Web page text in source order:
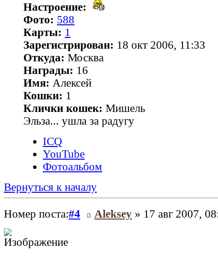
Настроение:
Фото: 588
Карты: 1
Зарегистрирован: 18 окт 2006, 11:33
Откуда: Москва
Награды: 16
Имя: Алексей
Кошки: 1
Клички кошек: Мишель
Эльза... ушла за радугу
ICQ
YouTube
Фотоальбом
Вернуться к началу
Номер поста:#4 Aleksey » 17 авг 2007,